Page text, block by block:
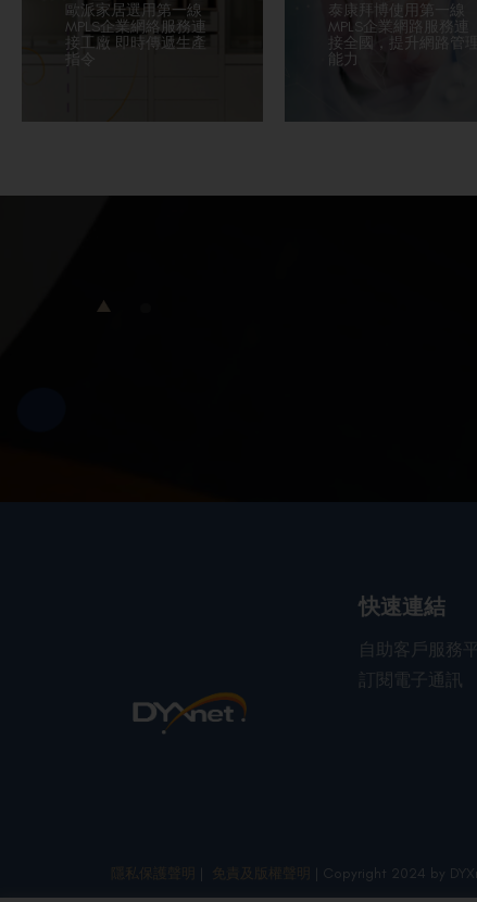
歐派家居選用第一線
MPLS企業網絡服務連
接工廠 即時傳遞生產
指令
泰康拜博使用第一線
MPLS企業網路服務連
接全國，提升網路管理
能力
快速連結
自助客戶服務
訂閱電子通訊
隱私保護聲明 免責及版權聲明 | Copyright 2024 by